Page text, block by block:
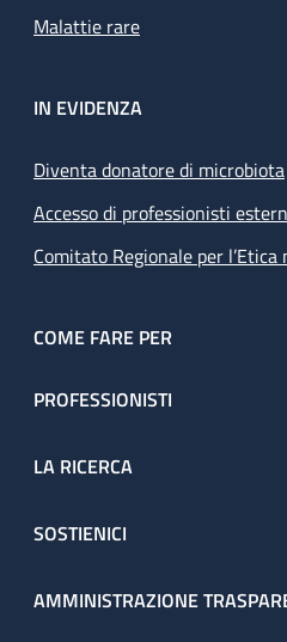
Malattie rare
IN EVIDENZA
Diventa donatore di microbiota
Accesso di professionisti
Comitato Regionale per l’Etica
COME FARE PER
PROFESSIONISTI
LA RICERCA
SOSTIENICI
AMMINISTRAZIONE